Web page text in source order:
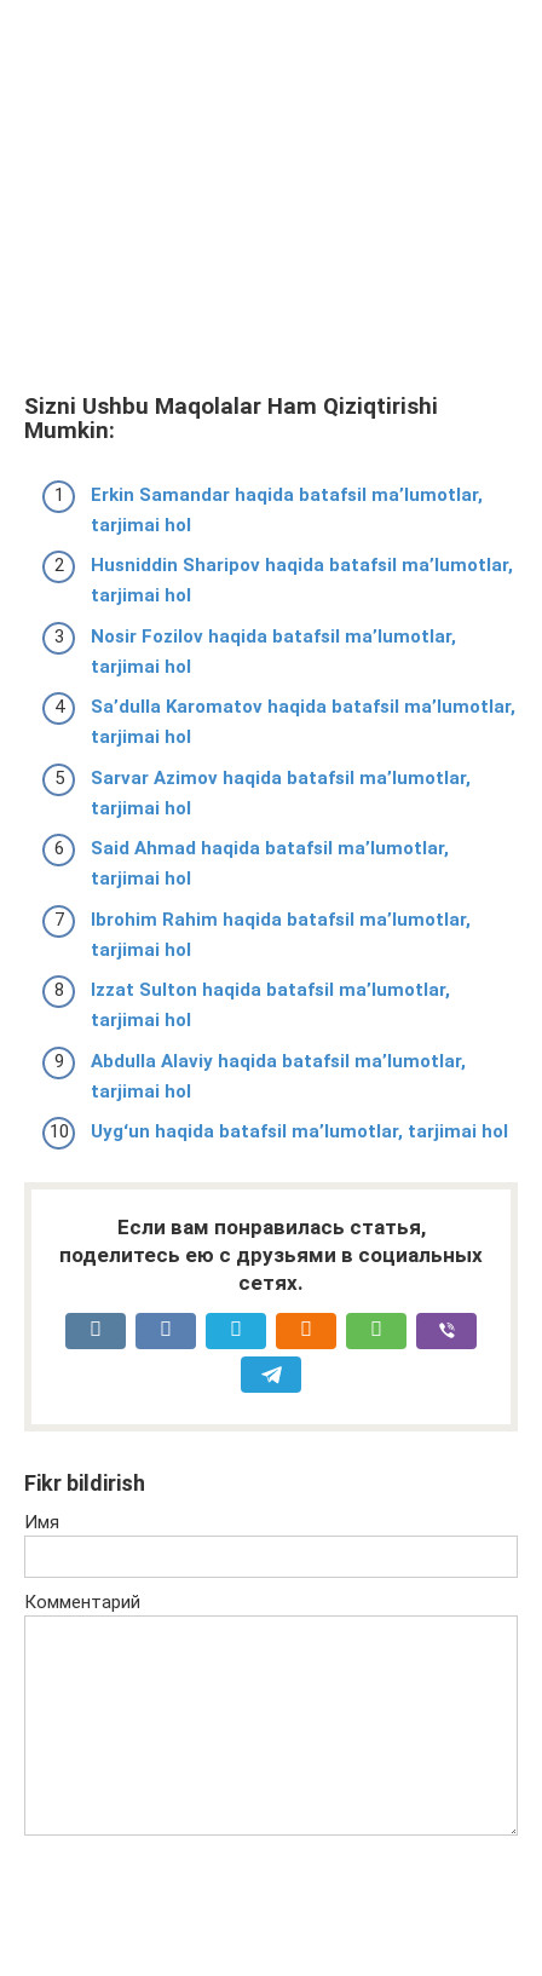
Sizni Ushbu Maqolalar Ham Qiziqtirishi
Mumkin:
Erkin Samandar haqida batafsil ma’lumotlar,
tarjimai hol
Husniddin Sharipov haqida batafsil ma’lumotlar,
tarjimai hol
Nosir Fozilov haqida batafsil ma’lumotlar,
tarjimai hol
Saʼdulla Karomatov haqida batafsil ma’lumotlar,
tarjimai hol
Sarvar Azimov haqida batafsil ma’lumotlar,
tarjimai hol
Said Ahmad haqida batafsil ma’lumotlar,
tarjimai hol
Ibrohim Rahim haqida batafsil ma’lumotlar,
tarjimai hol
Izzat Sulton haqida batafsil ma’lumotlar,
tarjimai hol
Abdulla Alaviy haqida batafsil ma’lumotlar,
tarjimai hol
Uygʻun haqida batafsil ma’lumotlar, tarjimai hol
Если вам понравилась статья,
поделитесь ею с друзьями в социальных
сетях.
Fikr bildirish
Имя
Комментарий